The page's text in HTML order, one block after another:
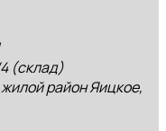
(склад)
район Яицкое,